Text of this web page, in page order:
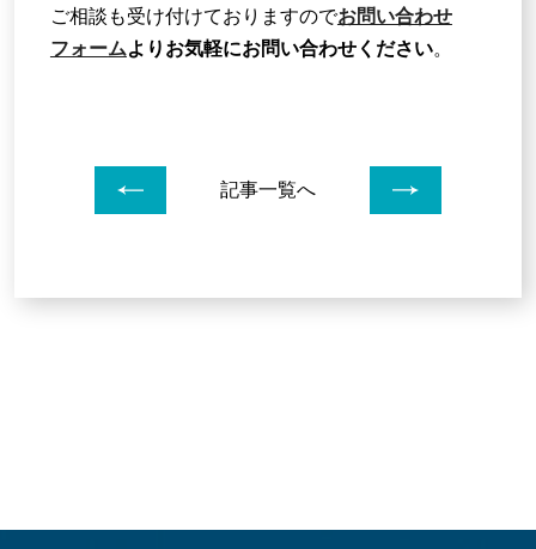
ご相談も受け付けておりますのでお問い合わせ
フォームよりお気軽にお問い合わせください。
前のページへ
記事一覧へ